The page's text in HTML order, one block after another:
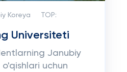
Koreya TOP:
Universiteti
Janubiy
uchun